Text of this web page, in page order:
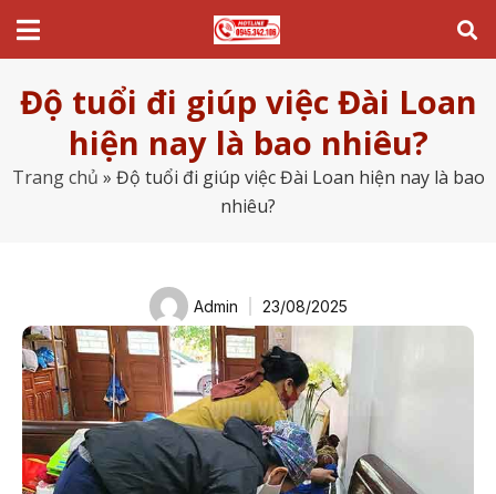
Độ tuổi đi giúp việc Đài Loan
hiện nay là bao nhiêu?
Trang chủ » Độ tuổi đi giúp việc Đài Loan hiện nay là bao
nhiêu?
Admin 23/08/2025